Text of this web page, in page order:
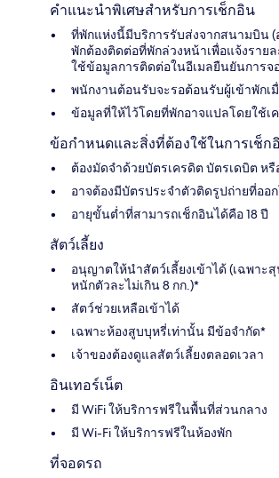
คำแนะนำพิเศษสำหรับการเช็กอิน
ที่พักแห่งนี้มีบริการรับส่งจากสนามบิน (
พักต้องติดต่อที่พักล่วงหน้าเพื่อแจ้งราย
ใช้ข้อมูลการติดต่อในอีเมลยืนยันการจ
พนักงานต้อนรับจะรอต้อนรับผู้เข้าพักเ
ข้อมูลที่ให้ไว้โดยที่พักอาจแปลโดยใช้เ
ข้อกำหนดและสิ่งที่ต้องใช้ในการเช็ก
ต้องมัดจำด้วยบัตรเครดิต บัตรเดบิต หรื
อาจต้องมีบัตรประจำตัวติดรูปถ่ายที่ออ
อายุขั้นต่ำที่สามารถเช็กอินได้คือ 18 ปี
สัตว์เลี้ยง
อนุญาตให้นำสัตว์เลี้ยงเข้าได้ (เฉพาะ
หนักตัวละไม่เกิน 8 กก.)*
สัตว์ช่วยเหลือเข้าได้
เฉพาะห้องสูบบุหรี่เท่านั้น มีข้อจำกัด*
เจ้าของต้องดูแลสัตว์เลี้ยงตลอดเวลา
อินเทอร์เน็ต
มี WiFi ให้บริการฟรีในพื้นที่ส่วนกลาง
มี Wi-Fi ให้บริการฟรีในห้องพัก
ที่จอดรถ